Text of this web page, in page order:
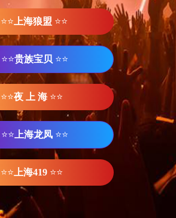
⭐⭐ 上海狼盟 ⭐⭐
⭐⭐贵族宝贝 ⭐⭐
⭐⭐夜 上 海 ⭐⭐
⭐⭐ 上海龙凤 ⭐⭐
⭐⭐ 上海419 ⭐⭐